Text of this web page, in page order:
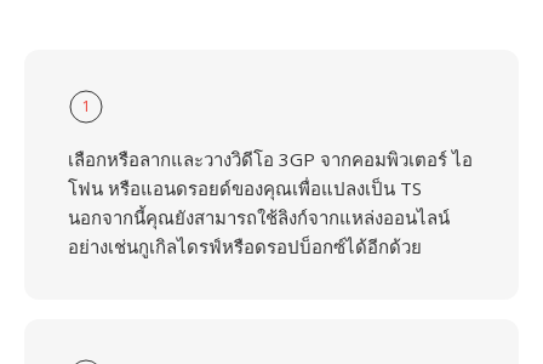
1
เลือกหรือลากและวางวิดีโอ 3GP จากคอมพิวเตอร์ ไอ
โฟน หรือแอนดรอยด์ของคุณเพื่อแปลงเป็น TS
นอกจากนี้คุณยังสามารถใช้ลิงก์จากแหล่งออนไลน์
อย่างเช่นกูเกิลไดรฟ์หรือดรอปบ็อกซ์ได้อีกด้วย